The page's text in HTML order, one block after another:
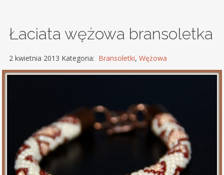
Łaciata wężowa bransoletka
2 kwietnia 2013 Kategoria: Bransoletki, Wężowa